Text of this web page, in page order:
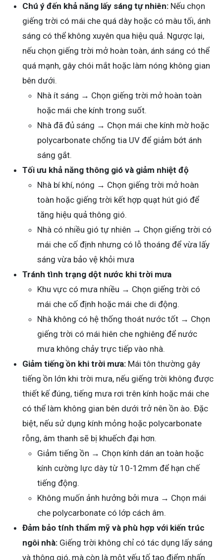
Chú ý đến khả năng lấy sáng tự nhiên: Nếu chọn
giếng trời có mái che quá dày hoặc có màu tối, ánh
sáng có thể không xuyên qua hiệu quả. Ngược lại,
nếu chọn giếng trời mở hoàn toàn, ánh sáng có thể
quá mạnh, gây chói mắt hoặc làm nóng không gian
bên dưới.
Nhà ít sáng → Chọn giếng trời mở hoàn toàn
hoặc mái che kính trong suốt.
Nhà đã đủ sáng → Chọn mái che kính mờ hoặc
polycarbonate chống tia UV để giảm bớt ánh
sáng gắt.
Tối ưu khả năng thông gió và giảm nhiệt độ
Nhà bí khí, nóng → Chọn giếng trời mở hoàn
toàn hoặc giếng trời kết hợp quạt hút gió để
tăng hiệu quả thông gió.
Nhà có nhiều gió tự nhiên → Chọn giếng trời có
mái che cố định nhưng có lỗ thoáng để vừa lấy
sáng vừa bảo vệ khỏi mưa
Tránh tình trạng dột nước khi trời mưa
Khu vực có mưa nhiều → Chọn giếng trời có
mái che cố định hoặc mái che di động.
Nhà không có hệ thống thoát nước tốt → Chọn
giếng trời có mái hiên che nghiêng để nước
mưa không chảy trực tiếp vào nhà.
Giảm tiếng ồn khi trời mưa: Mái tôn thường gây
tiếng ồn lớn khi trời mưa, nếu giếng trời không được
thiết kế đúng, tiếng mưa rơi trên kính hoặc mái che
có thể làm không gian bên dưới trở nên ồn ào. Đặc
biệt, nếu sử dụng kính mỏng hoặc polycarbonate
rỗng, âm thanh sẽ bị khuếch đại hơn.
Giảm tiếng ồn → Chọn kính dán an toàn hoặc
kính cường lực dày từ 10-12mm để hạn chế
tiếng động.
Không muốn ảnh hưởng bởi mưa → Chọn mái
che polycarbonate có lớp cách âm.
Đảm bảo tính thẩm mỹ và phù hợp với kiến trúc
ngôi nhà: Giếng trời không chỉ có tác dụng lấy sáng
và thông gió, mà còn là một yếu tố tạo điểm nhấn